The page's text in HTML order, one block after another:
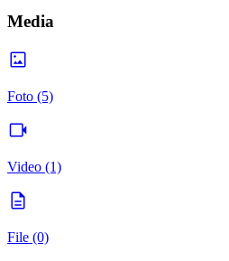
Media
Foto (5)
Video (1)
File (0)